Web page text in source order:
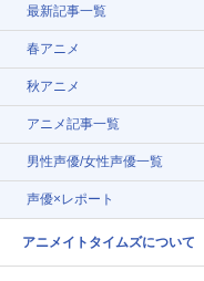
最新記事一覧
春アニメ
秋アニメ
アニメ記事一覧
男性声優/女性声優一覧
声優×レポート
アニメイトタイムズについて